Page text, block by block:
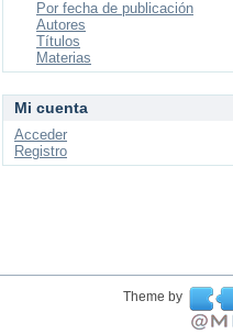
Por fecha de publicación
Autores
Títulos
Materias
Mi cuenta
Acceder
Registro
Theme by